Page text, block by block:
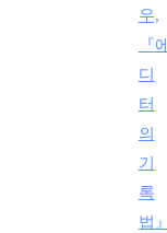
우,
『에
디
터
의
기
록
법』